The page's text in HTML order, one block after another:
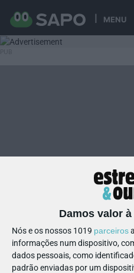
MENU
Damos valor
Nós e os nossos 1019 parceiros
informações num dispositivo,
dados pessoais, como
padrão enviadas por um